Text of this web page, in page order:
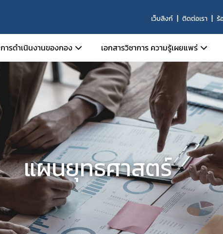
เว็บลิงก์ ติดต่อเรา ร้
การดำเนินงานของกอง
ความร่วมมือด้านต่างประเทศ
Health Cooperation
International Trade
Trade & Health
การส่งเสริมการส่งออกผลิตภัณฑ์สุขภาพ
การพัฒนาทีมเจรจา
เอกสารวิชาการ ความรู้เผยแพร่
รายงานผลการศึกษา
คู่มือการส่งออก
เอกสารความร่วมมือระหว่างประเทศ
แผนยุทธศาสตร์